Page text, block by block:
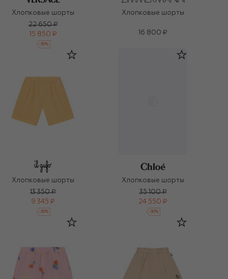
Хлопковые шорты
22 650 ₽
15 850 ₽
-30%
Хлопковые шорты
16 800 ₽
Хлопковые шорты
13 350 ₽
9 345 ₽
-30%
Хлопковые шорты
35 100 ₽
24 550 ₽
-30%